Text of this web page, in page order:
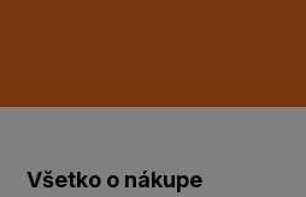
Všetko o nákupe